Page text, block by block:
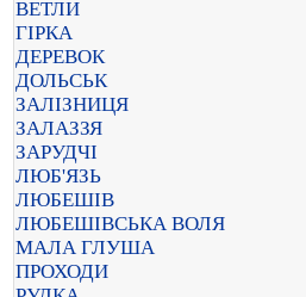
ВЕТЛИ
ГІРКА
ДЕРЕВОК
ДОЛЬСЬК
ЗАЛІЗНИЦЯ
ЗАЛАЗЗЯ
ЗАРУДЧІ
ЛЮБ'ЯЗЬ
ЛЮБЕШІВ
ЛЮБЕШІВСЬКА ВОЛЯ
МАЛА ГЛУША
ПРОХОДИ